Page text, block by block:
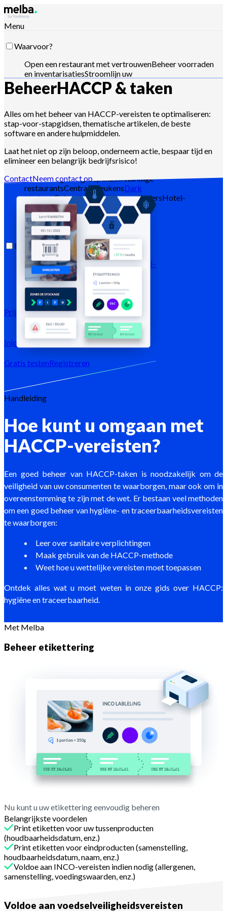
Menu
Waarvoor?
Open een restaurant met vertrouwenBeheer voorraden
en inventarisatiesStroomlijn uw
toeleveringsketenOptimaliseer menu-
engineering Verlaag food costPlan
offertes en analyseer verkopenStuur met Claude,
ChatGPT of API
Voor wie?
Ketens en grote groepenZelfstandige
restaurantsCentrale keukensDark
kitchensCateraars Bakkers en patissiersHotel-
restaurants
Bronnen
BlogHelpcentrumNieuwsbrieven
API-
documentatieMCP-documentatie
Prijzen
Inloggen →
Gratis testenRegistreren
BeheerHACCP & taken
Alles om het beheer van HACCP-vereisten te optimaliseren:
stap-voor-stapgidsen, thematische artikelen, de beste
software en andere hulpmiddelen.
Laat het niet op zijn beloop, onderneem actie, bespaar tijd en
elimineer een belangrijk bedrijfsrisico!
ContactNeem contact op
Handleiding
Hoe kunt u omgaan met
HACCP-vereisten?
Een goed beheer van HACCP-taken is noodzakelijk om de
veiligheid van uw consumenten te waarborgen, maar ook om in
overeenstemming te zijn met de wet. Er bestaan veel methoden
om een goed beheer van hygiëne- en traceerbaarheidsvereisten
te waarborgen:
Leer over sanitaire verplichtingen
Maak gebruik van de HACCP-methode
Weet hoe u wettelijke vereisten moet toepassen
Ontdek alles wat u moet weten in onze gids over HACCP:
hygiëne en traceerbaarheid.
Met Melba
Beheer etikettering
Nu kunt u uw etikettering eenvoudig beheren
Belangrijkste voordelen
Print etiketten voor uw tussenproducten
(houdbaarheidsdatum, enz.)
Print etiketten voor eindproducten (samenstelling,
houdbaarheidsdatum, naam, enz.)
Voldoe aan INCO-vereisten indien nodig (allergenen,
samenstelling, voedingswaarden, enz.)
Voldoe aan voedselveiligheidsvereisten